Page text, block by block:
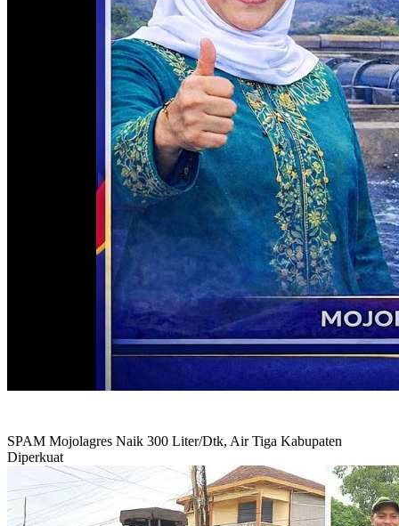
SPAM Mojolagres Naik 300 Liter/Dtk, Air Tiga Kabupaten
Diperkuat